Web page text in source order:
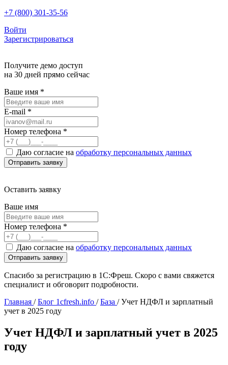
+7 (800) 301-35-56
Войти
Зарегистрироваться
Получите демо доступ
на 30 дней прямо сейчас
Ваше имя *
E-mail *
Номер телефона *
Даю согласие на обработку персональных данных
Оставить заявку
Ваше имя
Номер телефона *
Даю согласие на обработку персональных данных
Спасибо за регистрацию в 1С:Фреш. Скоро с вами свяжется
специалист и обговорит подробности.
Главная /Блог 1cfresh.info /База /Учет НДФЛ и зарплатный
учет в 2025 году
Учет НДФЛ и зарплатный учет в 2025
году